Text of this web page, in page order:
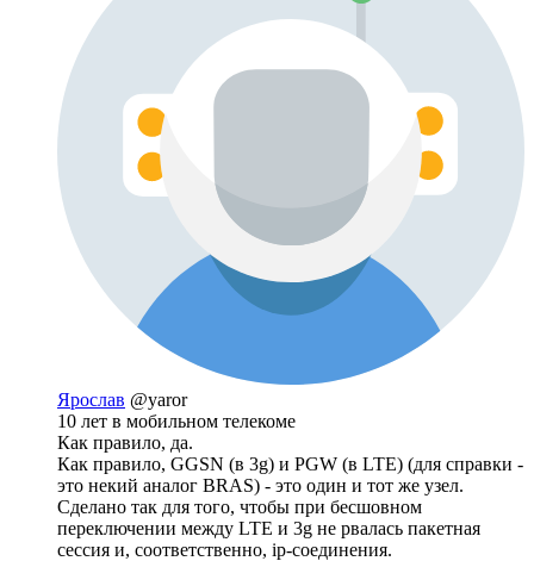
Ярослав @yaror
10 лет в мобильном телекоме
Как правило, да.
Как правило, GGSN (в 3g) и PGW (в LTE) (для справки -
это некий аналог BRAS) - это один и тот же узел.
Сделано так для того, чтобы при бесшовном
переключении между LTE и 3g не рвалась пакетная
сессия и, соответственно, ip-соединения.